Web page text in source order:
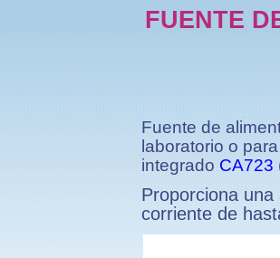
FUENTE
Fuente de
laboratorio o
integrado CA723
Proporciona
corriente de